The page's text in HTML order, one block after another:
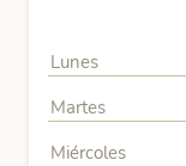
Lunes
Martes
Miércoles